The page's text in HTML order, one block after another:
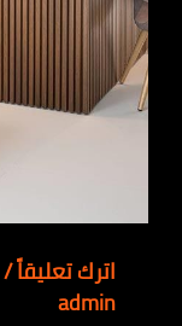
اترك تعليقاً/
admin